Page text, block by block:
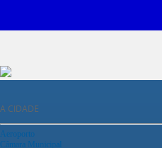
A CIDADE
Aeroporto
Câmara Municipal